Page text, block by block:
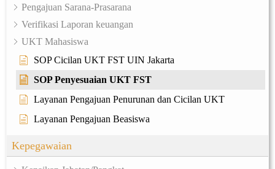
Pengajuan Sarana-Prasarana
Verifikasi Laporan keuangan
UKT Mahasiswa
SOP Cicilan UKT FST UIN Jakarta
SOP Penyesuaian UKT FST
Layanan Pengajuan Penurunan dan Cicilan UKT
Layanan Pengajuan Beasiswa
Kepegawaian